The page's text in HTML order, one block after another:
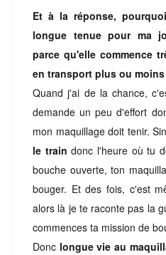
Et à la réponse,
longue tenue pour ma
parce qu'elle commence
en transport plus ou
Quand j'ai de la chance,
demande un peu d'effort
mon maquillage doit tenir.
le traindonc l'heure où tu
bouche ouverte, ton
bouger. Et des fois, c'est
alors là je te raconte pas la
commences ta mission de
Donc longue vie au